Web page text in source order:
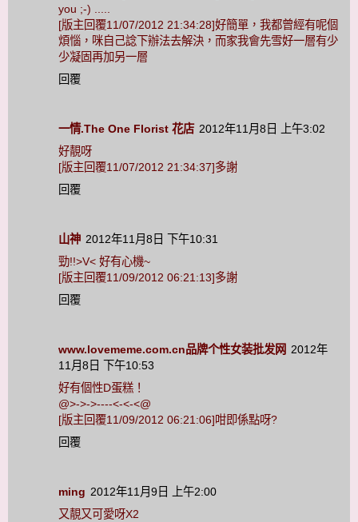
you ;-) .....
[版主回覆11/07/2012 21:34:28]好簡單，我都曾經有呢個
煩惱，咪自己諗下辦法去解決，而家我會先雪好一層有少
少凝固再加另一層
回覆
一情.The One Florist 花店 2012年11月8日 上午3:02
好靚呀
[版主回覆11/07/2012 21:34:37]多謝
回覆
山神 2012年11月8日 下午10:31
勁!!>V< 好有心機~
[版主回覆11/09/2012 06:21:13]多謝
回覆
www.lovememe.com.cn品牌个性女装批发网 2012年
11月8日 下午10:53
好有個性D蛋糕！
@>->->----<-<-<@
[版主回覆11/09/2012 06:21:06]咁即係點呀?
回覆
ming 2012年11月9日 上午2:00
又靚又可愛呀X2